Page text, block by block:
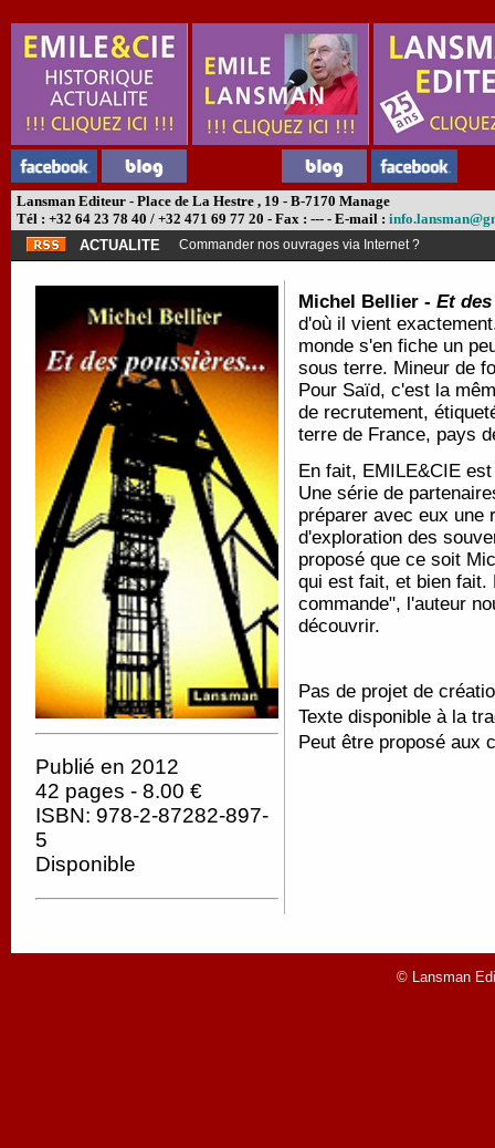
Lansman Editeur - Place de La Hestre , 19 - B-7170 Manage
Tél : +32 64 23 78 40 / +32 471 69 77 20 - Fax : --- - E-mail :
ACTUALITE
Commander nos ouvrages via Internet ?
Publié en 2012
42 pages - 8.00 €
ISBN: 978-2-87282-897-
5
Disponible
Michel Bellier - Et
d'où il vient
monde s'en fiche un
sous terre. Mineur de
Pour Saïd, c'est la
de recrutement,
terre de France, pays
En fait, EMILE&CIE
Une série de
préparer avec eux une
d'exploration des
proposé que ce soit
qui est fait, et bien
commande", l'auteur
découvrir.
Pas de projet de
Texte disponible à la
Peut être proposé aux
© Lansman